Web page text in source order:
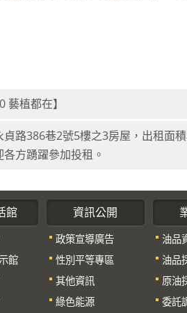
藝植都在】
路386巷2號5樓之3房屋，出租面
方踴躍參加投租。
館
館
資訊公開
政策宣導廣告
性別平等專區
其他資訊
綠色能源
油品
油品
原油
委託